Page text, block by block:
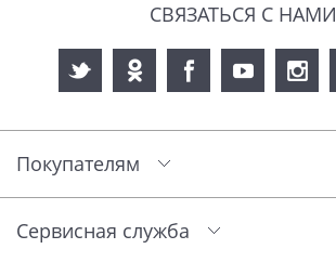
СВЯЗАТЬСЯ С НАМИ
Покупателям
Сервисная служба